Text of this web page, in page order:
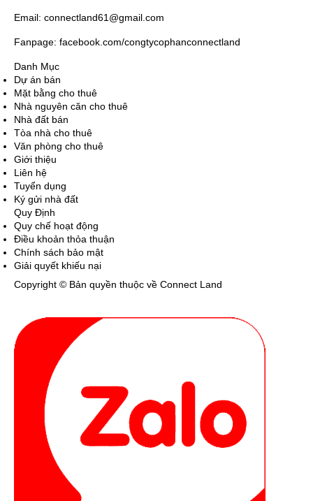
Email: connectland61@gmail.com
Fanpage: facebook.com/congtycophanconnectland
Danh Mục
Dự án bán
Mặt bằng cho thuê
Nhà nguyên căn cho thuê
Nhà đất bán
Tòa nhà cho thuê
Văn phòng cho thuê
Giới thiệu
Liên hệ
Tuyển dụng
Ký gửi nhà đất
Quy Định
Quy chế hoạt động
Điều khoản thỏa thuận
Chính sách bảo mật
Giải quyết khiếu nại
Copyright © Bản quyền thuộc về Connect Land